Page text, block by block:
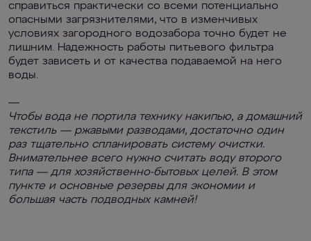
справиться практически со всеми потенциально
опасными загрязнителями, что в изменчивых
условиях загородного водозабора точно будет не
лишним. Надежность работы питьевого фильтра
будет зависеть и от качества подаваемой на него
воды.
—
Чтобы вода не портила технику накипью, а домашний
текстиль — ржавыми разводами, достаточно один
раз тщательно спланировать систему очистки.
Внимательнее всего нужно считать воду второго
типа — для хозяйственно-бытовых целей. В этом
пункте и основные резервы для экономии и
большая часть подводных камней!